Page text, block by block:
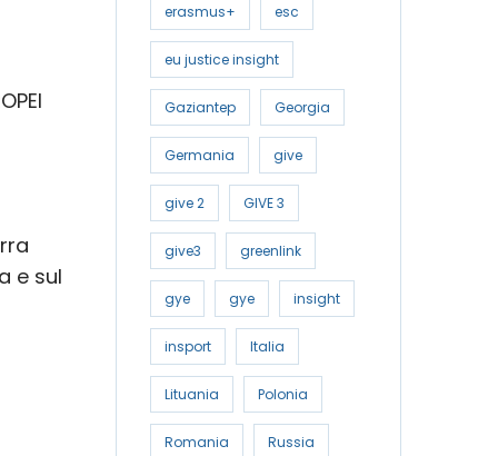
e sul
erasmus+ esc
eu justice insight
Gaziantep Georgia
Germania give
give 2 GIVE 3
give3 greenlink
gye gye insight
insport Italia
Lituania Polonia
Romania Russia